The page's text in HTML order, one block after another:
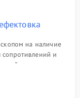
на наличие
и
питания,
видеочипа.